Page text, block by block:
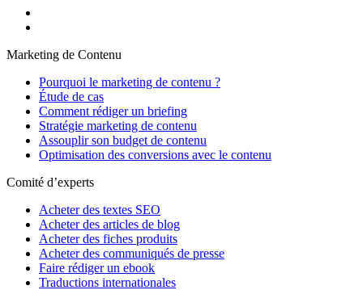
Marketing de Contenu
Pourquoi le marketing de contenu ?
Étude de cas
Comment rédiger un briefing
Stratégie marketing de contenu
Assouplir son budget de contenu
Optimisation des conversions avec le contenu
Comité d’experts
Acheter des textes SEO
Acheter des articles de blog
Acheter des fiches produits
Acheter des communiqués de presse
Faire rédiger un ebook
Traductions internationales